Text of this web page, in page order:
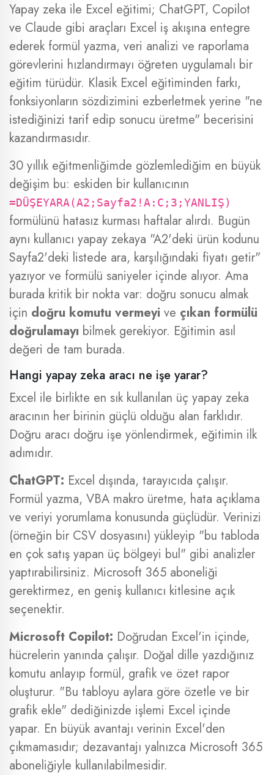
Yapay zeka ile Excel eğitimi; ChatGPT, Copilot
ve Claude gibi araçları Excel iş akışına entegre
ederek formül yazma, veri analizi ve raporlama
görevlerini hızlandırmayı öğreten uygulamalı bir
eğitim türüdür. Klasik Excel eğitiminden farkı,
fonksiyonların sözdizimini ezberletmek yerine "ne
istediğinizi tarif edip sonucu üretme" becerisini
kazandırmasıdır.
30 yıllık eğitmenliğimde gözlemlediğim en büyük
değişim bu: eskiden bir kullanıcının
=DÜŞEYARA(A2;Sayfa2!A:C;3;YANLIŞ)
formülünü hatasız kurması haftalar alırdı. Bugün
aynı kullanıcı yapay zekaya "A2'deki ürün kodunu
Sayfa2'deki listede ara, karşılığındaki fiyatı getir"
yazıyor ve formülü saniyeler içinde alıyor. Ama
burada kritik bir nokta var: doğru sonucu almak
için doğru komutu vermeyi ve çıkan formülü
doğrulamayı bilmek gerekiyor. Eğitimin asıl
değeri de tam burada.
Hangi yapay zeka aracı ne işe yarar?
Excel ile birlikte en sık kullanılan üç yapay zeka
aracının her birinin güçlü olduğu alan farklıdır.
Doğru aracı doğru işe yönlendirmek, eğitimin ilk
adımıdır.
ChatGPT: Excel dışında, tarayıcıda çalışır.
Formül yazma, VBA makro üretme, hata açıklama
ve veriyi yorumlama konusunda güçlüdür. Verinizi
(örneğin bir CSV dosyasını) yükleyip "bu tabloda
en çok satış yapan üç bölgeyi bul" gibi analizler
yaptırabilirsiniz. Microsoft 365 aboneliği
gerektirmez, en geniş kullanıcı kitlesine açık
seçenektir.
Microsoft Copilot: Doğrudan Excel'in içinde,
hücrelerin yanında çalışır. Doğal dille yazdığınız
komutu anlayıp formül, grafik ve özet rapor
oluşturur. "Bu tabloyu aylara göre özetle ve bir
grafik ekle" dediğinizde işlemi Excel içinde
yapar. En büyük avantajı verinin Excel'den
çıkmamasıdır; dezavantajı yalnızca Microsoft 365
aboneliğiyle kullanılabilmesidir.